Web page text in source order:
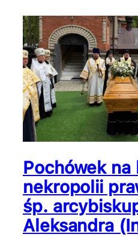
Pochówek
nekropolii
śp.
Aleksandra